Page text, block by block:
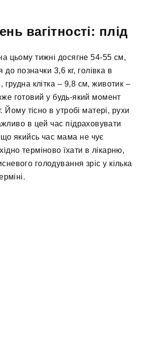
вагітності: плід
цьому тижні досягне 54-55 см,
до позначки 3,6 кг, голівка в
грудна клітка – 9,8 см, животик –
готовий у будь-який момент
Йому тісно в утробі матері, рухи
в цей час підраховувати
якийсь час мама не чує
терміново їхати в лікарню,
голодування зріс у кілька